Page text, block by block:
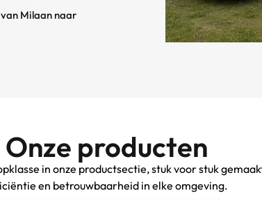
Milaan naar
Onze producten
in onze productsectie, stuk voor stuk
en betrouwbaarheid in elke omgeving.